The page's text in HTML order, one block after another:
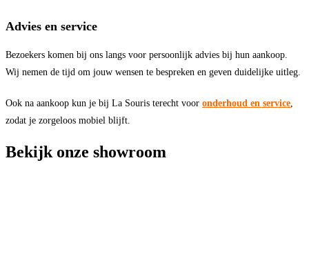
Advies en service
Bezoekers komen bij ons langs voor persoonlijk advies bij hun aankoop.
Wij nemen de tijd om jouw wensen te bespreken en geven duidelijke uitleg.
Ook na aankoop kun je bij La Souris terecht voor onderhoud en service
zodat je zorgeloos mobiel blijft.
Bekijk onze showroom